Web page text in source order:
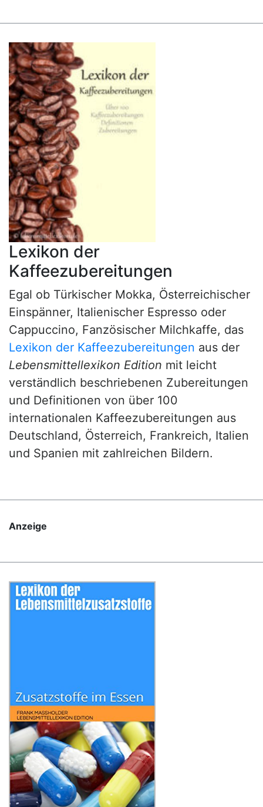
Lexikon der
Kaffeezubereitungen
Egal ob Türkischer Mokka, Österreichischer
Einspänner, Italienischer Espresso oder
Cappuccino, Fanzösischer Milchkaffe, das
Lexikon der Kaffeezubereitungen aus der
Lebensmittellexikon Edition mit leicht
verständlich beschriebenen Zubereitungen
und Definitionen von über 100
internationalen Kaffeezubereitungen aus
Deutschland, Österreich, Frankreich, Italien
und Spanien mit zahlreichen Bildern.
Anzeige